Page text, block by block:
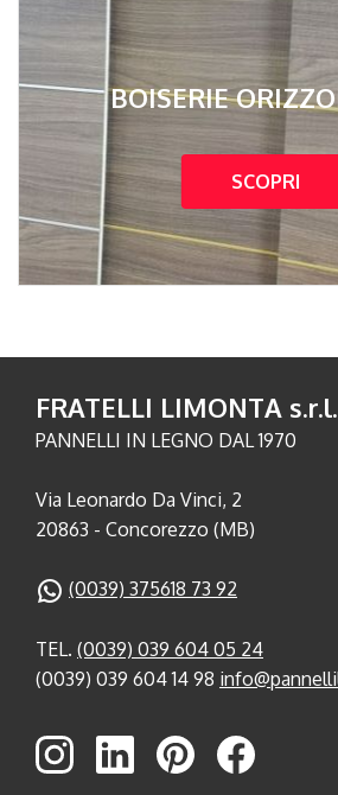
BOISERIE
SCOPRI
FRATELLI LIMONTA s.r.l.
PANNELLI IN LEGNO DAL 1970
Via Leonardo Da Vinci, 2
20863 - Concorezzo (MB)
(0039) 375618 73 92
TEL. (0039) 039 604 05 24
(0039) 039 604 14 98